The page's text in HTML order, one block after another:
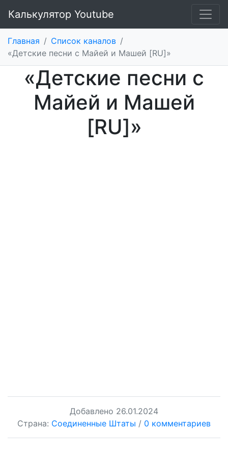
Калькулятор Youtube
Главная / Список каналов /
«Детские песни с Майей и Машей [RU]»
«Детские песни с
Майей и Машей
[RU]»
Добавлено 26.01.2024
Страна: Соединенные Штаты / 0 комментариев